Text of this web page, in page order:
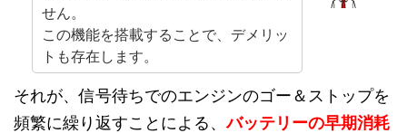
せん。
この機能を搭載することで、デメリッ
トも存在します。
それが、信号待ちでのエンジンのゴー＆ストップを
頻繁に繰り返すことによる、バッテリーの早期消耗